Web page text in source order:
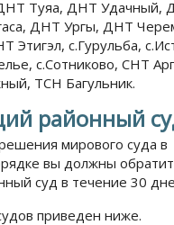
Туяа, ДНТ Удачный,
ДНТ Ургы, ДНТ
с.Гурульба,
с.Сотниково, СНТ
ТСН Багульник.
районный
мирового суда в
вы должны
суд в течение 30
приведен ниже.